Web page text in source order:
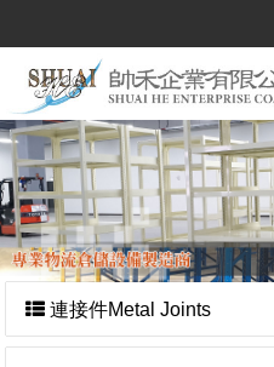
連接件Metal Joints